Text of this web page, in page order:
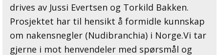
drives av Jussi Evertsen og Torkild Bakken.
Prosjektet har til hensikt å formidle kunnskap
om nakensnegler (Nudibranchia) i Norge.Vi tar
gjerne i mot henvendeler med spørsmål og